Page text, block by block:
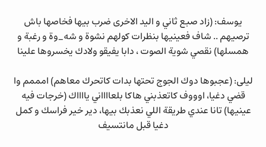
يوسف: (زاد صبع ثاني و اليد الاخرى ضرب بيها فخاصها باش
ترصيهم .. شاف فعينيها بنظرات كولهم نشوة و شه_وة و رغبة و
همسلها) نقصي شوية الصوت ، دابا يفيقو ولادك يخسروها علينا
ليلى: (عجبوها دوك الجوج تحتها بدات كاتحرك معاهم) امممم وا
قضي دغيا، اوووف كاتعذبني هاكا بلعااااني يااااك (خرجات فيه
عينيها) تانا عندي طريقة اللي نعذبك بيها، دير خير فراسك و كمل
دغيا قبل مانتسيف